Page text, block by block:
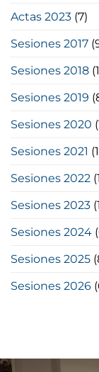
Actas 2023 (7)
Sesiones 2017
Sesiones 2018
Sesiones 2019
Sesiones 2020
Sesiones 2021
Sesiones 2022
Sesiones 2023
Sesiones 2024
Sesiones 2025
Sesiones 2026